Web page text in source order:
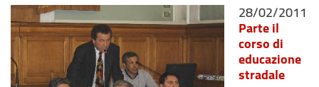
28/02/2011
Parte il
corso di
educazione
stradale